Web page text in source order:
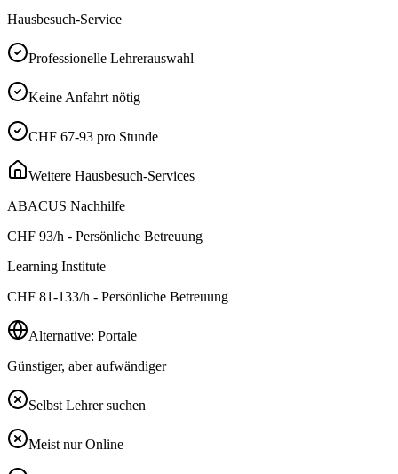
Hausbesuch-Service
Professionelle Lehrerauswahl
Keine Anfahrt nötig
CHF 67-93 pro Stunde
Weitere Hausbesuch-Services
ABACUS Nachhilfe
CHF 93/h - Persönliche Betreuung
Learning Institute
CHF 81-133/h - Persönliche Betreuung
Alternative: Portale
Günstiger, aber aufwändiger
Selbst Lehrer suchen
Meist nur Online